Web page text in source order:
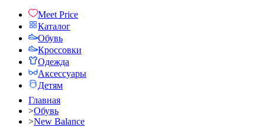
Meet Price
Каталог
Обувь
Кроссовки
Одежда
Аксессуары
Детям
Главная
>Обувь
>New Balance